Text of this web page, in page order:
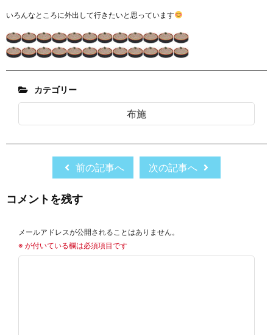
いろんなところに外出して行きたいと思っています
カテゴリー
布施
前の記事へ 次の記事へ
コメントを残す
メールアドレスが公開されることはありません。
※ が付いている欄は必須項目です